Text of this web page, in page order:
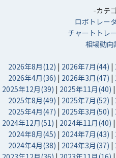
-カテ
ロボトレー
チャートトレ
相場動
2026年8月(12) | 2026年7月(44) |
2026年4月(36) | 2026年3月(47) |
2025年12月(39) | 2025年11月(40) |
2025年8月(49) | 2025年7月(52) |
2025年4月(47) | 2025年3月(50) |
2024年12月(51) | 2024年11月(40) |
2024年8月(45) | 2024年7月(43) |
2024年4月(38) | 2024年3月(37) |